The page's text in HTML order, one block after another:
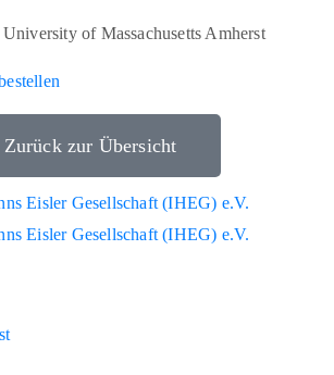
of Massachusetts Amherst
Zurück zur Übersicht